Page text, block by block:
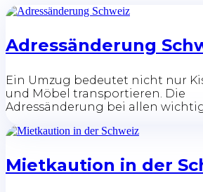
Adressänderung
Ein Umzug bedeutet nicht nur
und Möbel transportieren. Die
Adressänderung bei allen
Mietkaution in der